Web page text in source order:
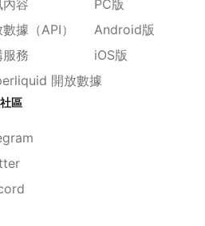
內容
據（API）
務
開放數據
PC版
Android版
iOS版
區